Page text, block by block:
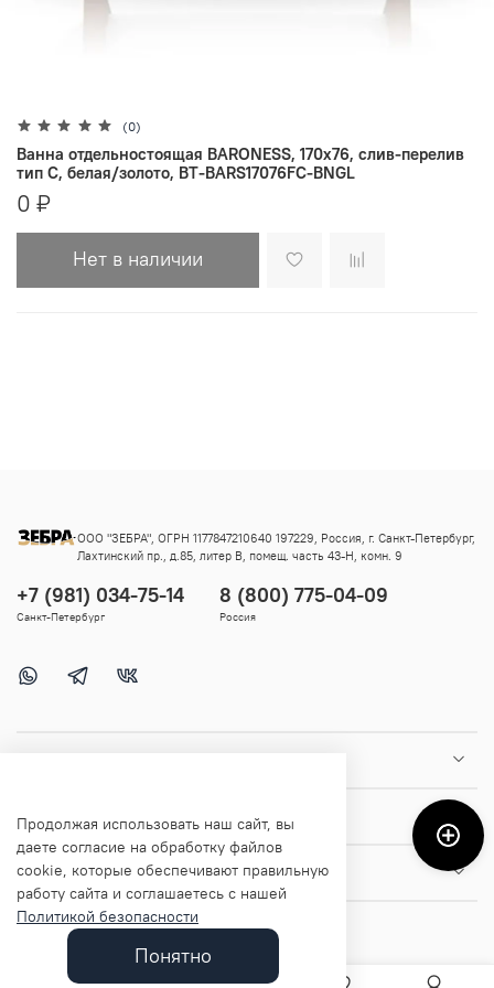
(0)
Ванна отдельностоящая BARONESS, 170х76, слив-перелив
тип C, белая/золото, BT-BARS17076FC-BNGL
0 ₽
Нет в наличии
Помощь и информация
О магазине
+7 (981) 034-75-14
Санкт-Петербург
8 (800) 775-04-09
Россия
ООО "ЗЕБРА", ОГРН 1177847210640 197229, Россия, г. Санкт-Петербург,
Лахтинский пр., д.85, литер В, помещ. часть 43-Н, комн. 9
Продолжая использовать наш сайт, вы
даете согласие на обработку файлов
cookie, которые обеспечивают правильную
работу сайта и соглашаетесь с нашей
Политикой безопасности
Понятно